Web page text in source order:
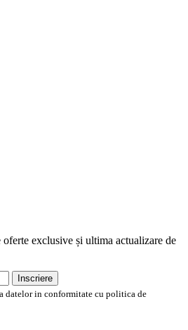
exclusive și ultima actualizare de
Inscriere
datelor in conformitate cu politica de